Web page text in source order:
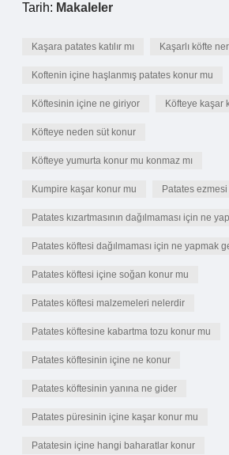
Tarih: Makaleler
Kaşara patates katılır mı Kaşarlı köfte
Koftenin içine haşlanmış patates konur mu
Köftesinin içine ne giriyor Köfteye kaşar
Köfteye neden süt konur
Köfteye yumurta konur mu konmaz mı
Kumpire kaşar konur mu Patates ezmesi
Patates kızartmasının dağılmaması için ne
Patates köftesi dağılmaması için ne yapmak
Patates köftesi içine soğan konur mu
Patates köftesi malzemeleri nelerdir
Patates köftesine kabartma tozu konur mu
Patates köftesinin içine ne konur
Patates köftesinin yanına ne gider
Patates püresinin içine kaşar konur mu
Patatesin içine hangi baharatlar konur